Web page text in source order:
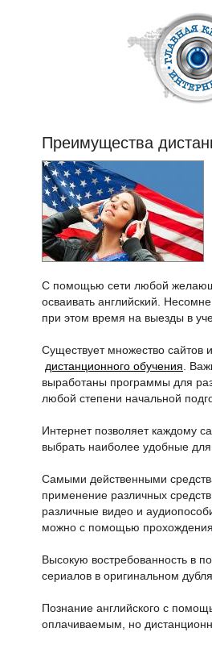
Преимущества
С помощью сети любой
осваивать английский.
при этом время на выезды в
Существует множество
дистанционного обучения .
выработаны программы для
любой степени начальной
Интернет позволяет каждому
выбрать наиболее удобные
Самыми действенными
применение различных
различные видео и
можно с помощью прохождения
Высокую востребованность в
сериалов в оригинальном
Познание английского с
оплачиваемым, но